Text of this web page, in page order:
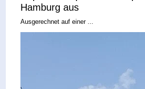
Hamburg aus
Ausgerechnet auf einer ...